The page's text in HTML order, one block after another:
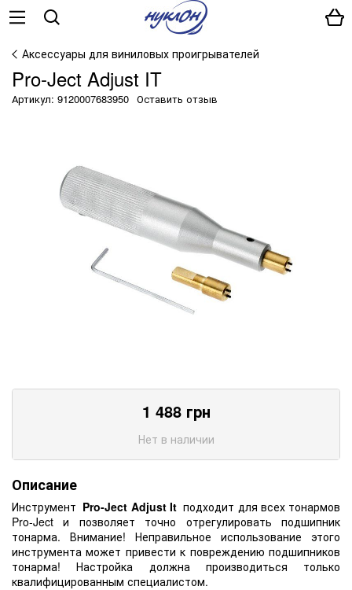
Аксессуары для виниловых проигрывателей
Pro-Ject Adjust IT
Артикул: 9120007683950 Оставить отзыв
1 488грн
Нет в наличии
Описание
Инструмент Pro-Ject Adjust Itподходит для всех тонармов
Pro-Ject и позволяет точно отрегулировать подшипник
тонарма. Внимание! Неправильное использование этого
инструмента может привести к повреждению подшипников
тонарма!Настройка должна производиться только
квалифицированным специалистом.